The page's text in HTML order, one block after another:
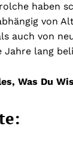
haben
von
auch von
Jahre lang
Was Du